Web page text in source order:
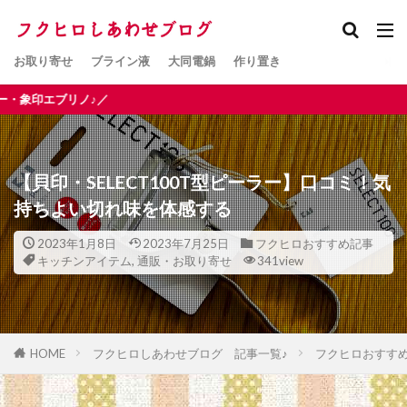
お取り寄せ ブライン液 大同電鍋 作り置き
【貝印・SELECT100T型ピーラー】口コミ！気
持ちよい切れ味を体感する
2023年1月8日 2023年7月25日
フクヒロおすすめ記事
キッチンアイテム, 通販・お取り寄せ 341view
HOME フクヒロしあわせブログ 記事一覧♪ フクヒロおすす